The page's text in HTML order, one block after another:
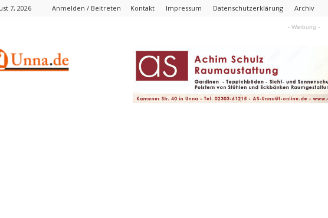
7, 2026 Anmelden / Beitreten Kontakt Impressum Datenschutzerklärung Archiv
- Werbung -